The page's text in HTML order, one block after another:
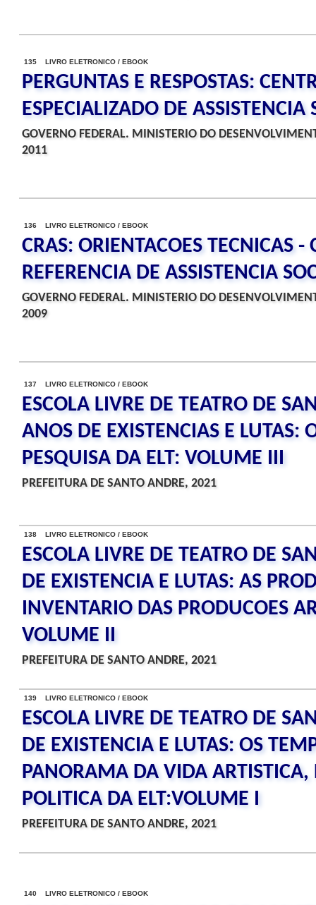
135 LIVRO ELETRONICO / EBOOK
PERGUNTAS E RESPOSTAS:
ESPECIALIZADO DE ASSISTENCIA
GOVERNO FEDERAL. MINISTERIO DO
2011
136 LIVRO ELETRONICO / EBOOK
CRAS: ORIENTACOES TECNICAS -
REFERENCIA DE ASSISTENCIA
GOVERNO FEDERAL. MINISTERIO DO
2009
137 LIVRO ELETRONICO / EBOOK
ESCOLA LIVRE DE TEATRO DE
ANOS DE EXISTENCIAS E LUTAS:
PESQUISA DA ELT: VOLUME III
PREFEITURA DE SANTO ANDRE, 2021
138 LIVRO ELETRONICO / EBOOK
ESCOLA LIVRE DE TEATRO DE
DE EXISTENCIA E LUTAS: AS
INVENTARIO DAS PRODUCOES
VOLUME II
PREFEITURA DE SANTO ANDRE, 2021
139 LIVRO ELETRONICO / EBOOK
ESCOLA LIVRE DE TEATRO DE
DE EXISTENCIA E LUTAS: OS
PANORAMA DA VIDA ARTISTICA,
POLITICA DA ELT:VOLUME I
PREFEITURA DE SANTO ANDRE, 2021
140 LIVRO ELETRONICO / EBOOK